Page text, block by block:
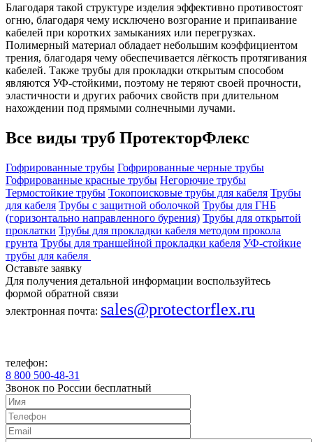
Благодаря такой структуре изделия эффективно противостоят
огню, благодаря чему исключено возгорание и припаивание
кабелей при коротких замыканиях или перегрузках.
Полимерный материал обладает небольшим коэффициентом
трения, благодаря чему обеспечивается лёгкость протягивания
кабелей. Также трубы для прокладки открытым способом
являются УФ-стойкими, поэтому не теряют своей прочности,
эластичности и других рабочих свойств при длительном
нахождении под прямыми солнечными лучами.
Все виды труб ПротекторФлекс
Гофрированные трубы Гофрированные черные трубы
Гофрированные красные трубы Негорючие трубы
Термостойкие трубы Токопоисковые трубы для кабеля Трубы
для кабеля Трубы с защитной оболочкой Трубы для ГНБ
(горизонтально направленного бурения) Трубы для открытой
проклатки Трубы для прокладки кабеля методом прокола
грунта Трубы для траншейной прокладки кабеля УФ-стойкие
трубы для кабеля
Оставьте заявку
Для получения детальной информации воспользуйтесь
формой обратной связи
электронная почта: sales@protectorflex.ru
телефон:
8 800 500-48-31
Звонок по России бесплатный